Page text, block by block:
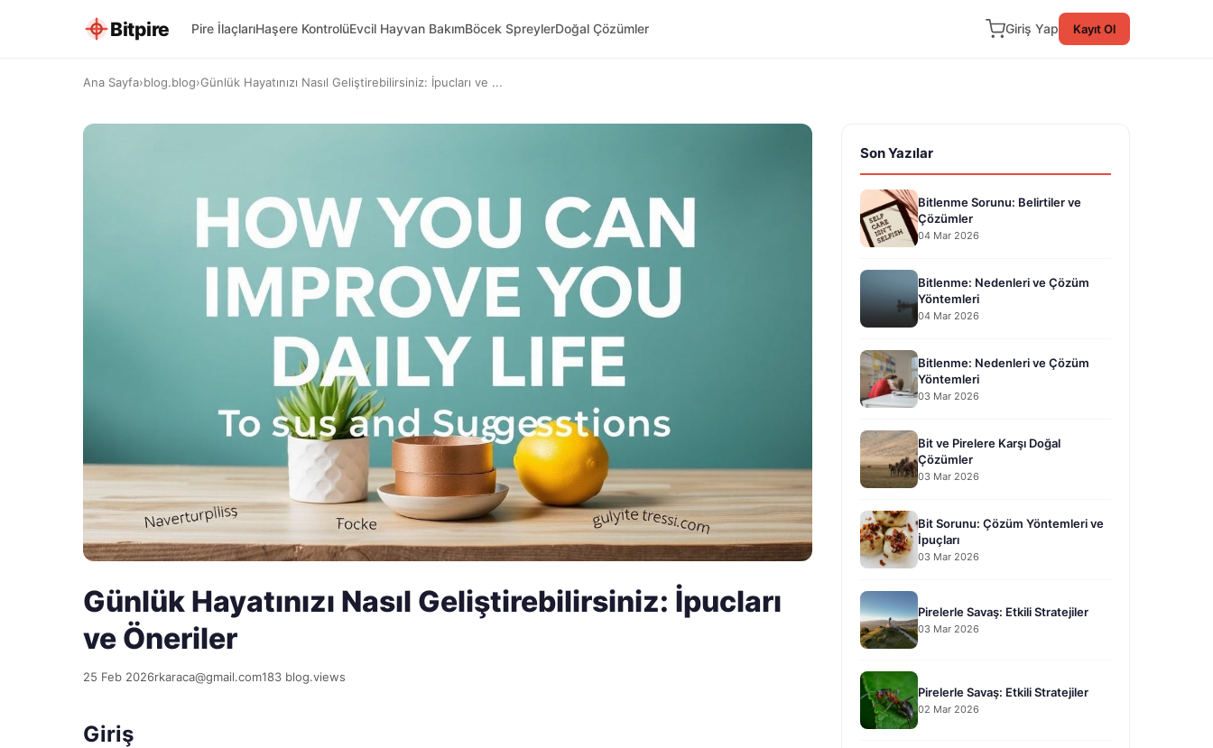
Bitpire Pire İlaçlarıHaşere KontrolüEvcil Hayvan BakımBöcek SpreylerDoğal Çözümler Giriş Yap Kayıt Ol
Ana Sayfa›blog.blog›Günlük Hayatınızı Nasıl Geliştirebilirsiniz: İpucları ve ...
Günlük Hayatınızı Nasıl Geliştirebilirsiniz: İpucları
ve Öneriler
25 Feb 2026rkaraca@gmail.com183 blog.views
Giriş
Son Yazılar
Bitlenme Sorunu: Belirtiler ve
Çözümler
04 Mar 2026
Bitlenme: Nedenleri ve Çözüm
Yöntemleri
04 Mar 2026
Bitlenme: Nedenleri ve Çözüm
Yöntemleri
03 Mar 2026
Bit ve Pirelere Karşı Doğal
Çözümler
03 Mar 2026
Bit Sorunu: Çözüm Yöntemleri ve
İpuçları
03 Mar 2026
Pirelerle Savaş: Etkili Stratejiler
03 Mar 2026
Pirelerle Savaş: Etkili Stratejiler
02 Mar 2026